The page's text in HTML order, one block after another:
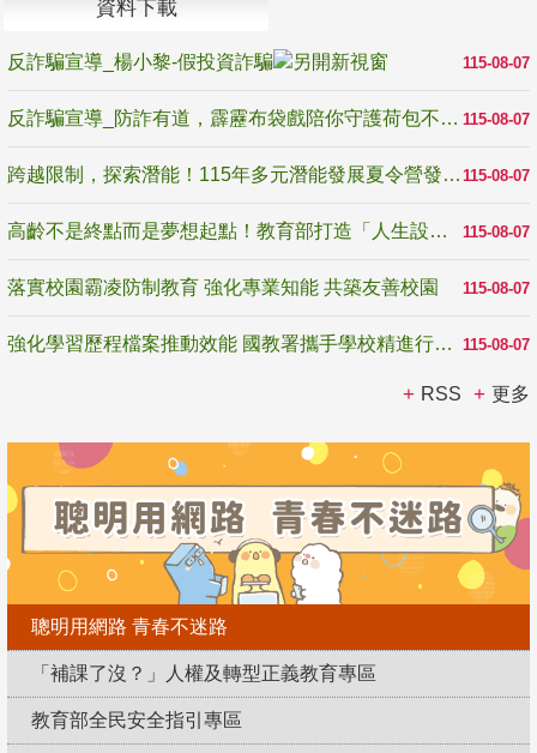
資料下載
115-08-07
反詐騙宣導_楊小黎-假投資詐騙
115-08-07
反詐騙宣導_防詐有道，霹靂布袋戲陪你守護荷包不受騙
115-08-07
跨越限制，探索潛能！115年多元潛能發展夏令營發掘生命無限可能
115-08-07
高齡不是終點而是夢想起點！教育部打造「人生設計夢工場」 參展第3屆高齡健康產業博覽會
115-08-07
落實校園霸凌防制教育 強化專業知能 共築友善校園
115-08-07
強化學習歷程檔案推動效能 國教署攜手學校精進行政與教學支持
RSS 更多
聰明用網路 青春不迷路
「補課了沒？」人權及轉型正義教育專區
教育部全民安全指引專區